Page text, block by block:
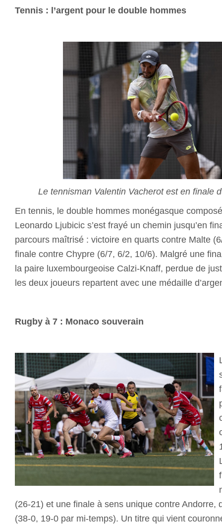
Tennis : l’argent pour le double hommes
Le tennisman Valentin Vacherot est en finale
En tennis, le double hommes monégasque
Leonardo Ljubicic s’est frayé un chemin jusqu’en
parcours maîtrisé : victoire en quarts contre Malte
finale contre Chypre (6/7, 6/2, 10/6). Malgré une
la paire luxembourgeoise Calzi-Knaff, perdue de
les deux joueurs repartent avec une médaille
Rugby à 7 : Monaco souverain
(26-21) et une finale à sens unique contre Andorre,
(38-0, 19-0 par mi-temps). Un titre qui vient